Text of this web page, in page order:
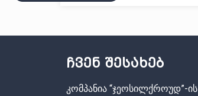
ჩვენ შესახებ
კომპანია “ჯეოსილქროუდ”-ის